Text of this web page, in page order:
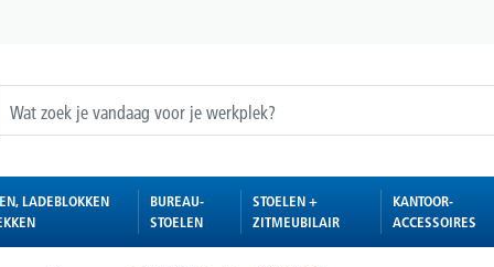
LADEBLOKKEN
BUREAU-
STOELEN
STOELEN +
ZITMEUBILAIR
KANTOOR-
ACCESSOIRES